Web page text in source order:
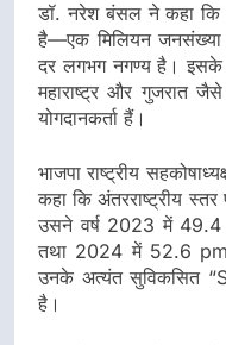
डॉ. नरेश बंसल ने कहा कि
है—एक मिलियन
दर लगभग नगण्य है। इसके
महाराष्ट्र और गुजरात
योगदानकर्ता हैं।
भाजपा राष्ट्रीय
कहा कि अंतरराष्ट्रीय
उसने वर्ष 2023 में 49.4
तथा 2024 में 52.6
उनके अत्यंत सुविकसित
है।